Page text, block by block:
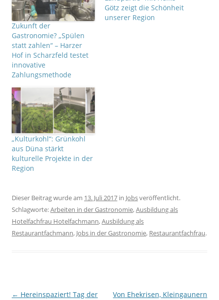
(
W
i
r
d
n
n
e
u
m
F
e
e
r
g
e
ö
f
f
n
e
t
)
(
W
i
r
n
n
u
F
e
e
r
g
e
ö
f
f
n
e
t
)
Zukunft der
Gastronomie? „Spülen
statt zahlen“ – Harzer
Hof in Scharzfeld testet
innovative
Zahlungsmethode
Götz zeigt die Schönheit
unserer Region
„Kulturkohl“: Grünkohl
aus Düna stärkt
kulturelle Projekte in der
Region
Dieser Beitrag wurde am 13. Juli 2017 in Jobsveröffentlicht.
Schlagworte:Arbeiten in der Gastronomie,Ausbildung als
Hotelfachfrau Hotelfachmann,Ausbildung als
Restaurantfachmann, Jobs in der Gastronomie, Restaurantfachfrau.
Beitrags-Navigation
← Hereinspaziert! Tag der
Von Ehekrisen, Kleingaunern